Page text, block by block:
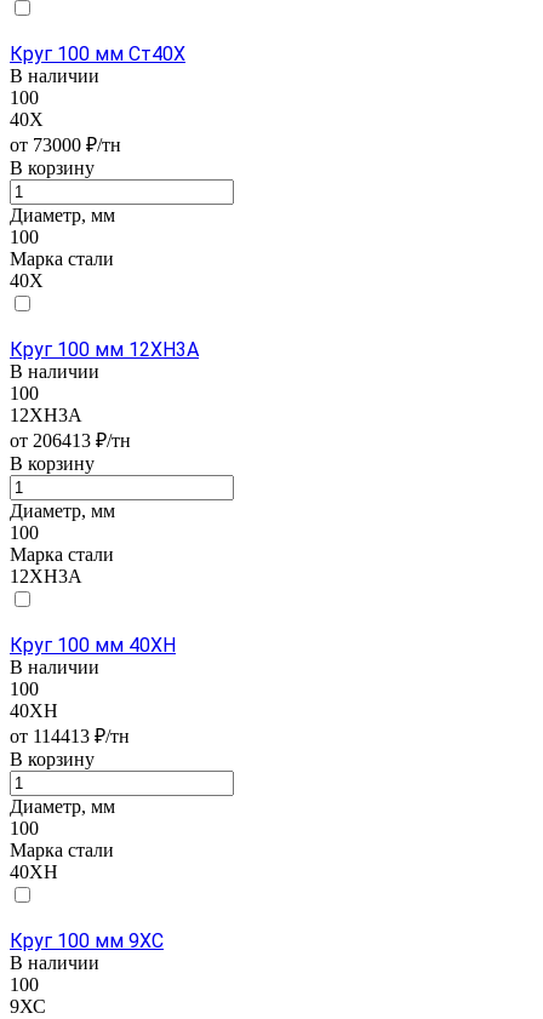
Круг 100 мм Ст40Х
В наличии
100
40Х
от 73000 ₽/тн
В корзину
Диаметр, мм
100
Марка стали
40Х
Круг 100 мм 12ХН3А
В наличии
100
12ХН3А
от 206413 ₽/тн
В корзину
Диаметр, мм
100
Марка стали
12ХН3А
Круг 100 мм 40ХН
В наличии
100
40ХН
от 114413 ₽/тн
В корзину
Диаметр, мм
100
Марка стали
40ХН
Круг 100 мм 9ХС
В наличии
100
9ХС